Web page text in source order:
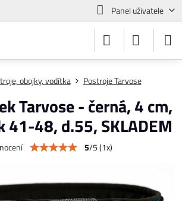
Panel uživatele
obojky, vodítka Postroje Tarvose
Tarvose - černá, 4 cm,
41-48, d.55, SKLADEM
5/5(1x)